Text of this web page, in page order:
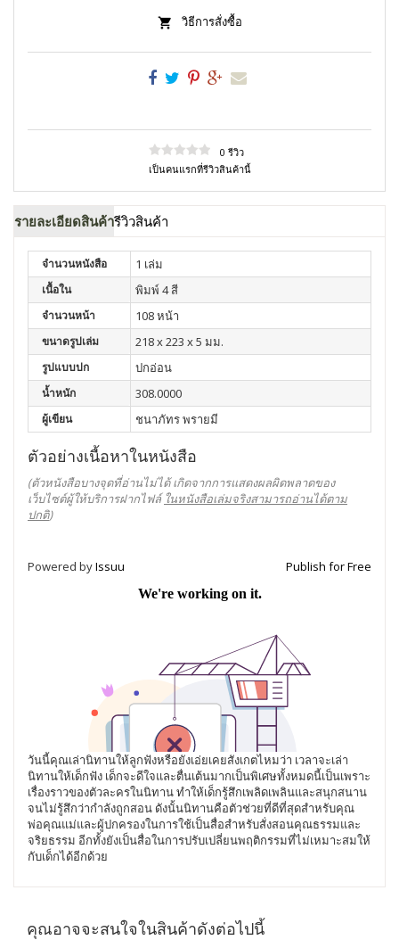
วิธีการสั่งซื้อ
0 รีวิว
เป็นคนแรกที่รีวิวสินค้านี้
รายละเอียดสินค้ารีวิวสินค้า
จำนวนหนังสือ 1 เล่ม
เนื้อใน พิมพ์ 4 สี
จำนวนหน้า 108 หน้า
ขนาดรูปเล่ม 218 x 223 x 5 มม.
รูปแบบปก ปกอ่อน
น้ำหนัก 308.0000
ผู้เขียน ชนาภัทร พรายมี
ตัวอย่างเนื้อหาในหนังสือ
(ตัวหนังสือบางจุดที่อ่านไม่ได้ เกิดจากการแสดงผลผิดพลาดของ
เว็บไซต์ผู้ให้บริการฝากไฟล์ ในหนังสือเล่มจริงสามารถอ่านได้ตาม
ปกติ)
Powered byIssuu Publish for Free
วันนี้คุณเล่านิทานให้ลูกฟังหรือยังเอ่ยเคยสังเกตไหมว่า เวลาจะเล่า
นิทานให้เด็กฟัง เด็กจะดีใจและตื่นเต้นมากเป็นพิเศษทั้งหมดนี้เป็นเพราะ
เรื่องราวของตัวละครในนิทาน ทำให้เด็กรู้สึกเพลิดเพลินและสนุกสนาน
จนไม่รู้สึกว่ากำลังถูกสอน ดังนั้นนิทานคือตัวช่วยที่ดีที่สุดสำหรับคุณ
พ่อคุณแม่และผู้ปกครองในการใช้เป็นสื่อสำหรับสั่งสอนคุณธรรมและ
จริยธรรม อีกทั้งยังเป็นสื่อในการปรับเปลี่ยนพฤติกรรมที่ไม่เหมาะสมให้
กับเด็กได้อีกด้วย
คุณอาจจะสนใจในสินค้าดังต่อไปนี้